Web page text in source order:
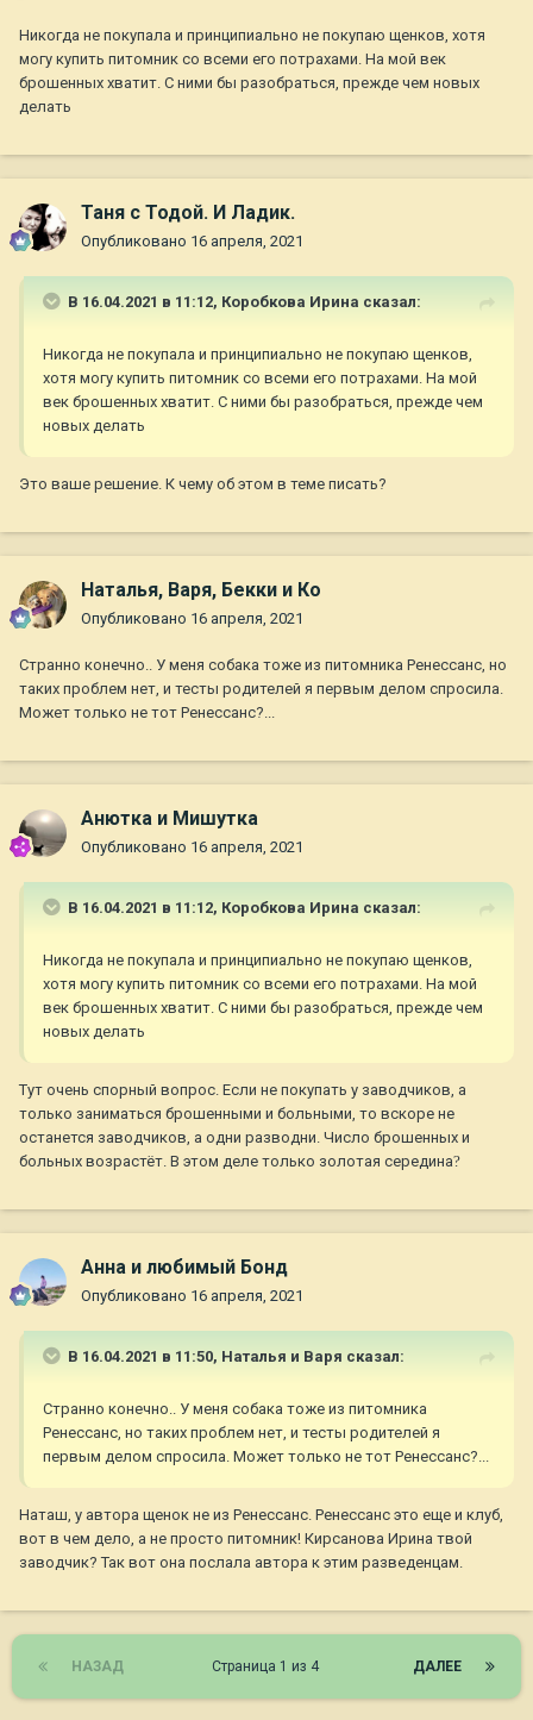
Никогда не покупала и принципиально не покупаю щенков, хотя
могу купить питомник со всеми его потрахами. На мой век
брошенных хватит. С ними бы разобраться, прежде чем новых
делать
Таня с Тодой. И Ладик.
Опубликовано 16 апреля, 2021
В 16.04.2021 в 11:12, Коробкова Ирина сказал:
Никогда не покупала и принципиально не покупаю щенков,
хотя могу купить питомник со всеми его потрахами. На мой
век брошенных хватит. С ними бы разобраться, прежде чем
новых делать
Это ваше решение. К чему об этом в теме писать?
Наталья, Варя, Бекки и Ко
Опубликовано 16 апреля, 2021
Странно конечно.. У меня собака тоже из питомника Ренессанс, но
таких проблем нет, и тесты родителей я первым делом спросила.
Может только не тот Ренессанс?...
Анютка и Мишутка
Опубликовано 16 апреля, 2021
В 16.04.2021 в 11:12, Коробкова Ирина сказал:
Никогда не покупала и принципиально не покупаю щенков,
хотя могу купить питомник со всеми его потрахами. На мой
век брошенных хватит. С ними бы разобраться, прежде чем
новых делать
Тут очень спорный вопрос. Если не покупать у заводчиков, а
только заниматься брошенными и больными, то вскоре не
останется заводчиков, а одни разводни. Число брошенных и
больных возрастёт. В этом деле только золотая середина?
Анна и любимый Бонд
Опубликовано 16 апреля, 2021
В 16.04.2021 в 11:50, Наталья и Варя сказал:
Странно конечно.. У меня собака тоже из питомника
Ренессанс, но таких проблем нет, и тесты родителей я
первым делом спросила. Может только не тот Ренессанс?...
Наташ, у автора щенок не из Ренессанс. Ренессанс это еще и клуб,
вот в чем дело, а не просто питомник! Кирсанова Ирина твой
заводчик? Так вот она послала автора к этим разведенцам.
НАЗАД ДАЛЕЕ
Страница 1 из 4